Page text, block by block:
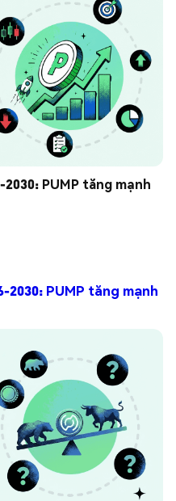
PUMP tăng mạnh
2030: PUMP tăng mạnh